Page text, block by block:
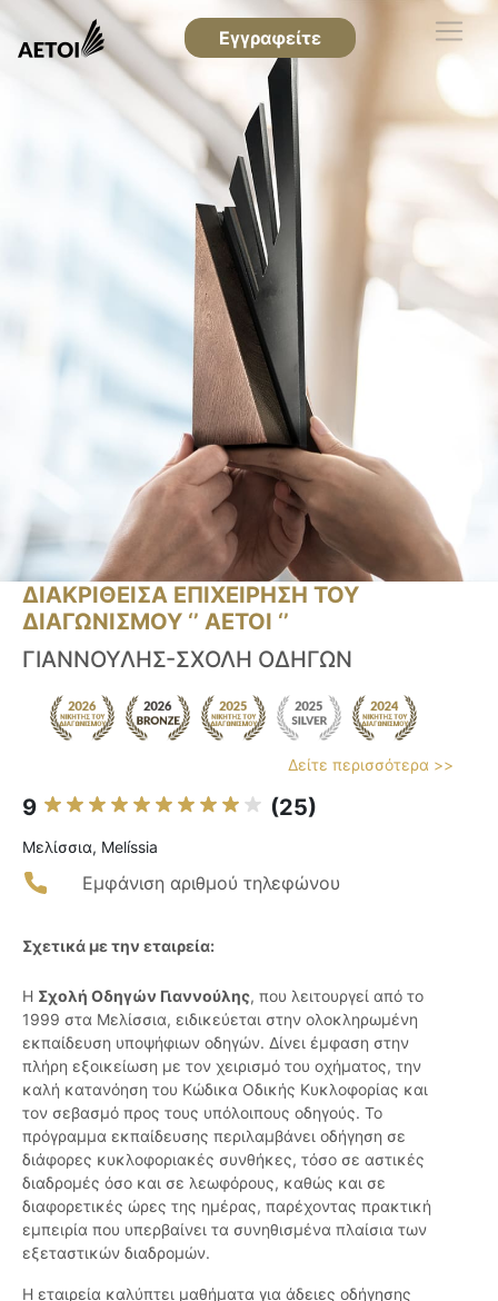
Εγγραφείτε
ΔΙΑΚΡΙΘΕΙΣΑ ΕΠΙΧΕΙΡΗΣΗ ΤΟΥ
ΔΙΑΓΩΝΙΣΜΟΥ ‘’ ΑΕΤΟΙ ‘’
ΓΙΑΝΝΟΥΛΗΣ-ΣΧΟΛΗ ΟΔΗΓΩΝ
Δείτε περισσότερα >>
9 (25)
Μελίσσια, Melíssia
Εμφάνιση αριθμού τηλεφώνου
Σχετικά με την εταιρεία:
Η Σχολή Οδηγών Γιαννούλης, που λειτουργεί από το
1999 στα Μελίσσια, ειδικεύεται στην ολοκληρωμένη
εκπαίδευση υποψήφιων οδηγών. Δίνει έμφαση στην
πλήρη εξοικείωση με τον χειρισμό του οχήματος, την
καλή κατανόηση του Κώδικα Οδικής Κυκλοφορίας και
τον σεβασμό προς τους υπόλοιπους οδηγούς. Το
πρόγραμμα εκπαίδευσης περιλαμβάνει οδήγηση σε
διάφορες κυκλοφοριακές συνθήκες, τόσο σε αστικές
διαδρομές όσο και σε λεωφόρους, καθώς και σε
διαφορετικές ώρες της ημέρας, παρέχοντας πρακτική
εμπειρία που υπερβαίνει τα συνηθισμένα πλαίσια των
εξεταστικών διαδρομών.
Η εταιρεία καλύπτει μαθήματα για άδειες οδήγησης